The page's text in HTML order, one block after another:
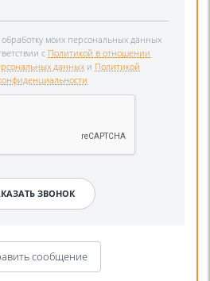
моих персональных данных
с Политикой в отношении
данных и Политикой
сообщение